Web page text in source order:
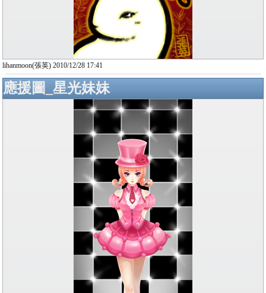
lihanmoon(張英) 2010/12/28 17:41
應援圖_星光妹妹